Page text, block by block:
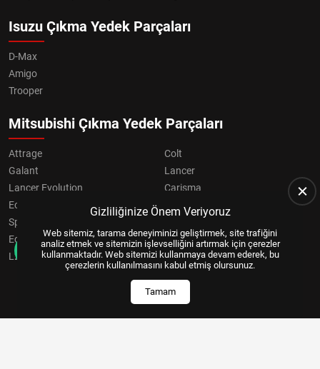
Isuzu Çıkma Yedek Parçaları
D-Max
Amigo
Trooper
Mitsubishi Çıkma Yedek Parçaları
Attrage
Colt
Galant
Lancer
Lancer Evolution
Carisma
Eclipse
Grandis
Space Star
Eclipse Cross
OUTLANDER
L200
Pajero
Gizliliğinize Önem Veriyoruz
Web sitemiz, tarama deneyiminizi geliştirmek, site trafiğini
analiz etmek ve sitemizin işlevselliğini artırmak için çerezler
kullanmaktadır. Web sitemizi kullanmaya devam ederek, bu
çerezlerin kullanılmasını kabul etmiş olursunuz.
Tamam